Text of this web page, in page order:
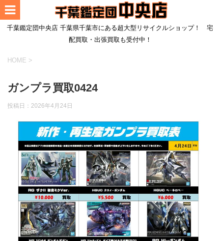
千葉鑑定団中央店 千葉県千葉市にある超大型リサイクルショップ！ 宅
配買取・出張買取も受付中！
HOME >
ガンプラ買取0424
投稿日： 2026年4月24日